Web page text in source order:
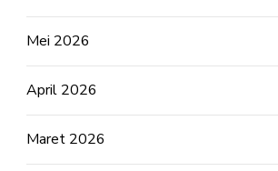
Mei 2026
April 2026
Maret 2026